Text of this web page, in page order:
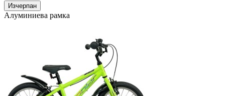
Изчерпан
Алуминиева рамка